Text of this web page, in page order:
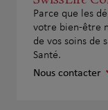
Parce que les
votre bien-être
de vos soins de
Santé.
Nous contacter